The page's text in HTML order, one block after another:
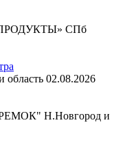
ПРОДУКТЫ» СПб
область 02.08.2026
Н.Новгород и